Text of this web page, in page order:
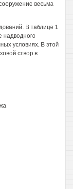
весьма
В таблице 1
условиях. В этой
створ в